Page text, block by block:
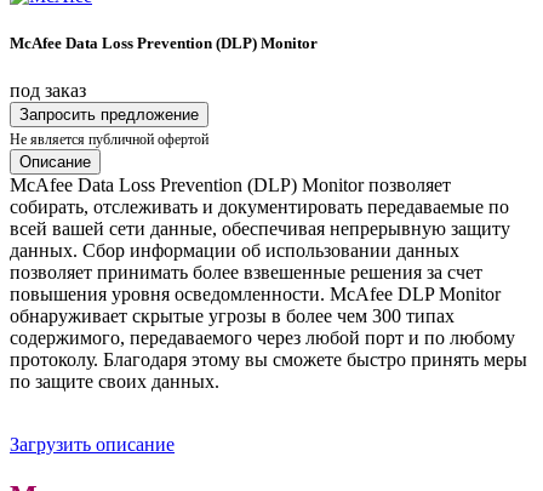
McAfee Data Loss Prevention (DLP) Monitor
под заказ
Запросить предложение
Не является публичной офертой
Описание
McAfee Data Loss Prevention (DLP) Monitor позволяет
собирать, отслеживать и документировать передаваемые по
всей вашей сети данные, обеспечивая непрерывную защиту
данных. Сбор информации об использовании данных
позволяет принимать более взвешенные решения за счет
повышения уровня осведомленности. McAfee DLP Monitor
обнаруживает скрытые угрозы в более чем 300 типах
содержимого, передаваемого через любой порт и по любому
протоколу. Благодаря этому вы сможете быстро принять меры
по защите своих данных.
Загрузить описание